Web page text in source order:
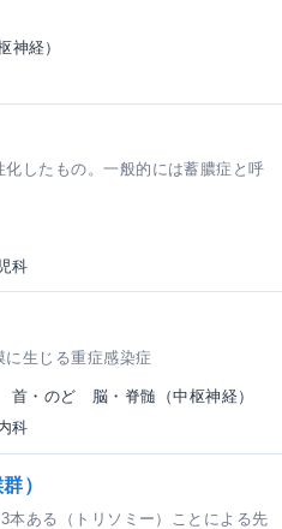
神経）
したもの。一般的には蓄膿症と呼
科
生じる重症感染症
首・のど
脳・脊髄（中枢神経）
科
）
本ある（トリソミー）ことによる先